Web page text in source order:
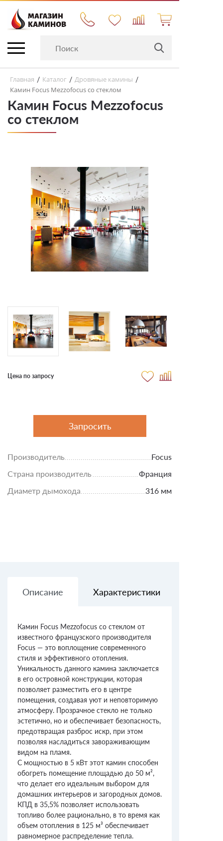
Главная / Каталог / Дровяные камины /
Камин Focus Mezzofocus со стеклом
Камин Focus Mezzofocus
со стеклом
Цена по запросу
Запросить
Производитель
Focus
Страна производитель
Франция
Диаметр дымохода
316 мм
Описание Характеристики
Камин Focus Mezzofocus со стеклом от
известного французского производителя
Focus — это воплощение современного
стиля и эффективного отопления.
Уникальность данного камина заключается
в его островной конструкции, которая
позволяет разместить его в центре
помещения, создавая уют и неповторимую
атмосферу. Прозрачное стекло не только
эстетично, но и обеспечивает безопасность,
предотвращая разброс искр, при этом
позволяя насладиться завораживающим
видом на пламя.
С мощностью в 5 кВт этот камин способен
обогреть помещение площадью до 50 м²,
что делает его идеальным выбором для
домашних интерьеров и загородных домов.
КПД в 35,5% позволяет использовать
топливо более рационально, в то время как
объем отопления в 125 м³ обеспечивает
равномерное распределение тепла.